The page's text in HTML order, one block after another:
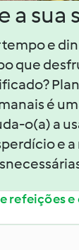
a sua
e
que
é
o(a) a
e
refeições e